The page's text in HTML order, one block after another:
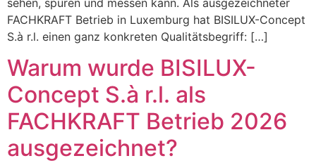
FACHKRAFT Betrieb in Luxemburg hat BISILUX-Concept
S.à r.l. einen ganz konkreten Qualitätsbegriff: […]
Warum wurde BISILUX-
Concept S.à r.l. als
FACHKRAFT Betrieb 2026
ausgezeichnet?